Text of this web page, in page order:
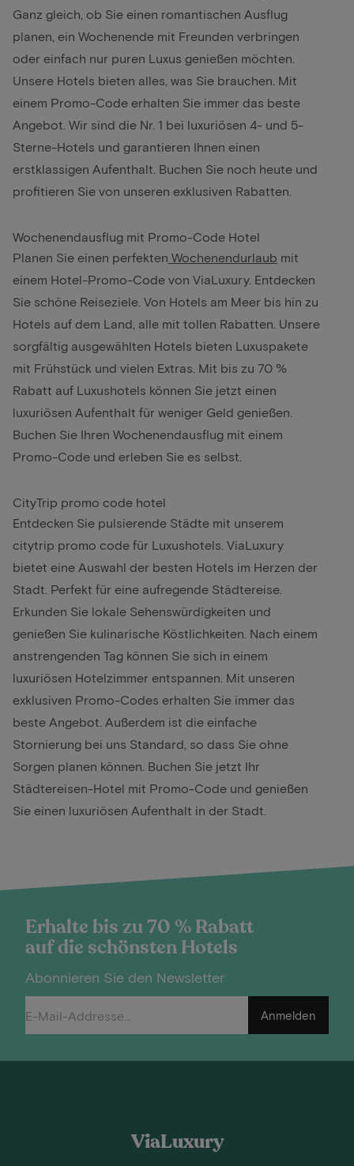
Ganz gleich, ob Sie einen romantischen Ausflug
planen, ein Wochenende mit Freunden verbringen
oder einfach nur puren Luxus genießen möchten.
Unsere Hotels bieten alles, was Sie brauchen. Mit
einem Promo-Code erhalten Sie immer das beste
Angebot. Wir sind die Nr. 1 bei luxuriösen 4- und 5-
Sterne-Hotels und garantieren Ihnen einen
erstklassigen Aufenthalt. Buchen Sie noch heute und
profitieren Sie von unseren exklusiven Rabatten.
Wochenendausflug mit Promo-Code Hotel
Planen Sie einen perfekten Wochenendurlaub mit
einem Hotel-Promo-Code von ViaLuxury. Entdecken
Sie schöne Reiseziele. Von Hotels am Meer bis hin zu
Hotels auf dem Land, alle mit tollen Rabatten. Unsere
sorgfältig ausgewählten Hotels bieten Luxuspakete
mit Frühstück und vielen Extras. Mit bis zu 70 %
Rabatt auf Luxushotels können Sie jetzt einen
luxuriösen Aufenthalt für weniger Geld genießen.
Buchen Sie Ihren Wochenendausflug mit einem
Promo-Code und erleben Sie es selbst.
CityTrip promo code hotel
Entdecken Sie pulsierende Städte mit unserem
citytrip promo code für Luxushotels. ViaLuxury
bietet eine Auswahl der besten Hotels im Herzen der
Stadt. Perfekt für eine aufregende Städtereise.
Erkunden Sie lokale Sehenswürdigkeiten und
genießen Sie kulinarische Köstlichkeiten. Nach einem
anstrengenden Tag können Sie sich in einem
luxuriösen Hotelzimmer entspannen. Mit unseren
exklusiven Promo-Codes erhalten Sie immer das
beste Angebot. Außerdem ist die einfache
Stornierung bei uns Standard, so dass Sie ohne
Sorgen planen können. Buchen Sie jetzt Ihr
Städtereisen-Hotel mit Promo-Code und genießen
Sie einen luxuriösen Aufenthalt in der Stadt.
Erhalte bis zu 70 % Rabatt
auf die schönsten Hotels
Abonnieren Sie den Newsletter
Anmelden
ViaLuxury